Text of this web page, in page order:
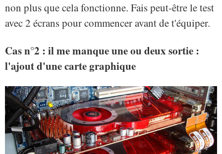
non plus que cela fonctionne. Fais peut-être le test
avec 2 écrans pour commencer avant de t'équiper.
Cas n°2 : il me manque une ou deux sortie :
l'ajout d'une carte graphique